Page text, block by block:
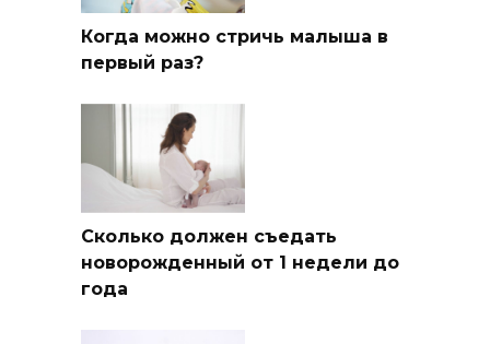
Когда можно стричь малыша в
первый раз?
Сколько должен съедать
новорожденный от 1 недели до
года